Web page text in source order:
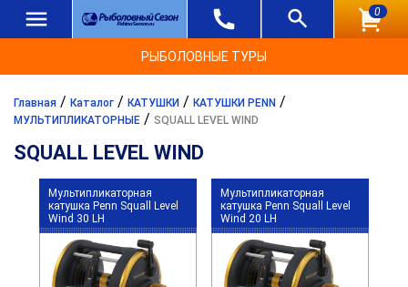
0
РЫБОЛОВНЫЕ ТУРЫ
Главная / Каталог / КАТУШКИ / КАТУШКИ PENN /
МУЛЬТИПЛИКАТОРНЫЕ / SQUALL LEVEL WIND
SQUALL LEVEL WIND
Мультипликаторная
катушка Penn Squall Level
Wind 30 LH
Мультипликаторная
катушка Penn Squall Level
Wind 20 LH